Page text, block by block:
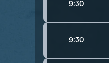
9:30
9:30